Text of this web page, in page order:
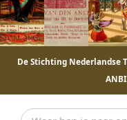
De Stichting Nederlandse